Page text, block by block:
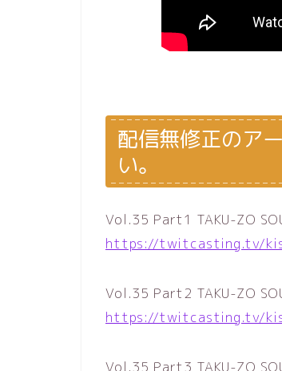
配信無修正のア
い。
Vol.35 Part1 TAKU-ZO
https://twitcasting.tv/
Vol.35 Part2 TAKU-ZO
https://twitcasting.tv/
Vol.35 Part3 TAKU-ZO